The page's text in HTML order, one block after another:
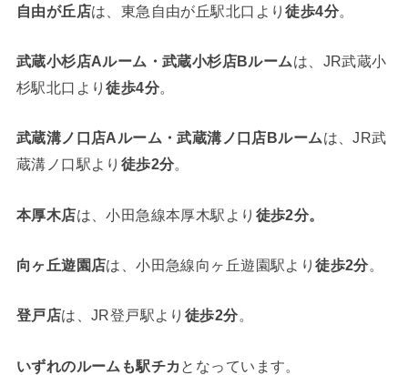
自由が丘店は、東急自由が丘駅北口より徒歩4分。
武蔵小杉店Aルーム・武蔵小杉店Bルームは、JR武蔵小
杉駅北口より徒歩4分。
武蔵溝ノ口店Aルーム・武蔵溝ノ口店Bルームは、JR武
蔵溝ノ口駅より 徒歩2分。
本厚木店は、小田急線本厚木駅より 徒歩2分。
向ヶ丘遊園店は、小田急線向ヶ丘遊園駅より徒歩2分。
登戸店は、JR登戸駅より 徒歩2分。
いずれのルームも駅チカ となっています。